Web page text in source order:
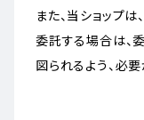
また、当ショップ
委託する場合は、
図られるよう、必